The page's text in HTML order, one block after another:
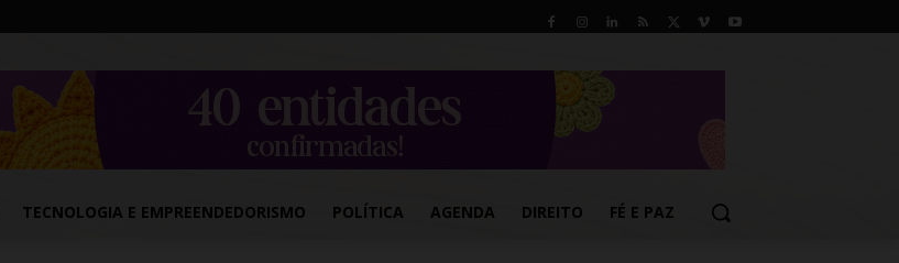
TECNOLOGIA E EMPREENDEDORISMO POLÍTICA AGENDA DIREITO FÉ E PAZ